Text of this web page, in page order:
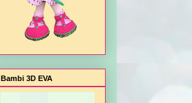
Bambi 3D EVA